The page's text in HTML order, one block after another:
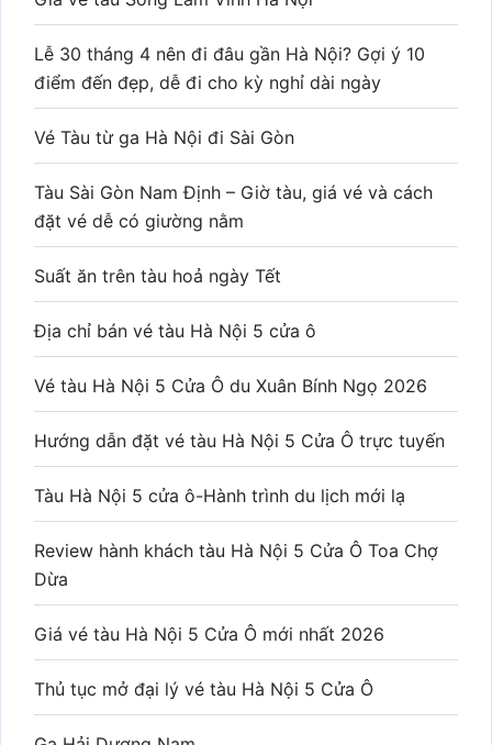
Đường sắt mở bán vé tàu khách giai đoạn sau hè
2026
Phòng bán vé tàu tại Bến xe Miền Đông mới
Vé tàu Hà Nội 5 cửa ô hè 2026
Cách đặt vé tàu Hà Nội 5 cửa ô
Vé tàu Hà Nội 5 Cửa Ô lễ 30/4 và 1/5/2026: Lịch
chạy, giá vé, cách đặt
Tàu 5 cửa ô hành trình du lịch trải nghiệm Hà nội
Danh sách các ga tuyến đường sắt Lào Cai Hải
Phòng
Giá vé tàu Sông Lam Vinh Hà Nội
điểm đến đẹp, dễ đi cho kỳ nghỉ dài ngày
Vé Tàu từ ga Hà Nội đi Sài Gòn
Tàu Sài Gòn Nam Định – Giờ tàu, giá vé và cách